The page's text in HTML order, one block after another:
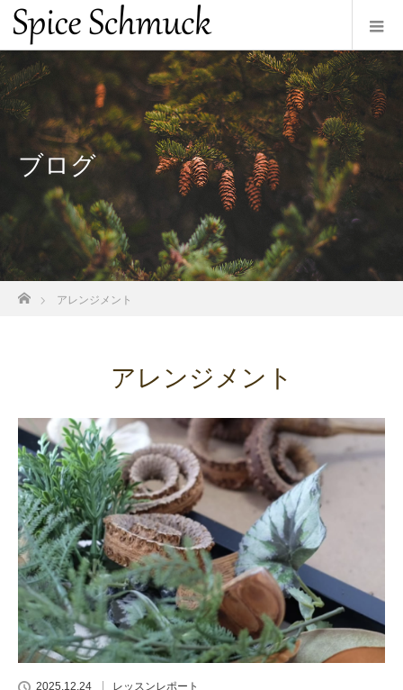
ブログ
アレンジメント
アレンジメント
2025.12.24 レッスンレポート